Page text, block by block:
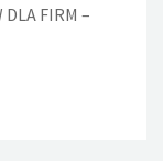
DLA FIRM –